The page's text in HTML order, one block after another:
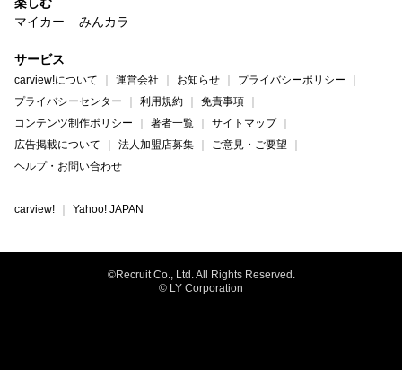
マイカー
みんカラ
サービス
carview!について 運営会社 お知らせ
プライバシーポリシー
プライバシーセンター
利用規約
免責事項
コンテンツ制作ポリシー
著者一覧
サイトマップ
広告掲載について
法人加盟店募集
ご意見・ご要望
ヘルプ・お問い合わせ
carview! Yahoo! JAPAN
©Recruit Co., Ltd. All Rights Reserved.
© LY Corporation